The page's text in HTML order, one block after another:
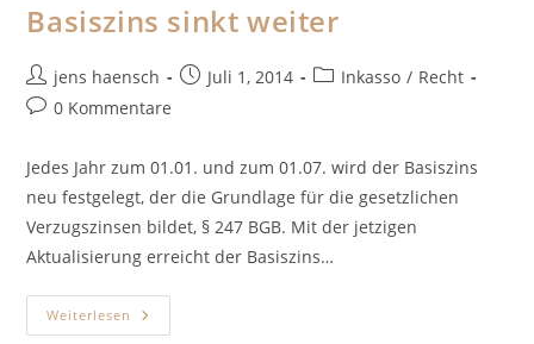
Basiszins sinkt weiter
Beitrags-
Autor:
jens haensch
BeitragJuli 1, 2014
Beitrags-
Inkasso / Recht
Beitrags-
0 Kommentare
Jedes Jahr zum 01.01. und zum 01.07. wird der Basiszins
neu festgelegt, der die Grundlage für die gesetzlichen
Verzugszinsen bildet, § 247 BGB. Mit der jetzigen
Aktualisierung erreicht der Basiszins…
Weiterlesen Basiszins
Sinkt